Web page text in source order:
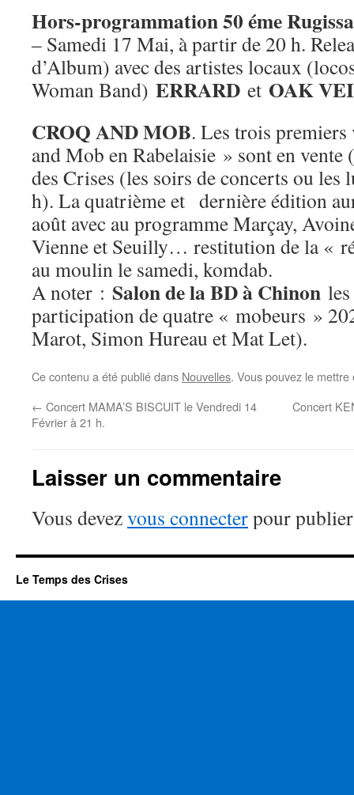
Hors-programmation 50 éme
– Samedi 17 Mai, à partir de 20 h.
d’Album) avec des artistes locaux
Woman Band) ERRARD et OAK
CROQ AND MOB. Les trois
and Mob en Rabelaisie » sont en vente
des Crises (les soirs de concerts ou les
h). La quatrième et dernière édition
août avec au programme Marçay,
Vienne et Seuilly… restitution de la «
au moulin le samedi, komdab.
A noter : Salon de la BD à Chinon
participation de quatre « mobeurs »
Marot, Simon Hureau et Mat Let).
Ce contenu a été publié dans Nouvelles. Vous pouvez le
← Concert MAMA’S BISCUIT le Vendredi 14
Février à 21 h.
Concert
Laisser un commentaire
Vous devezvous connecterpour
Le Temps des Crises